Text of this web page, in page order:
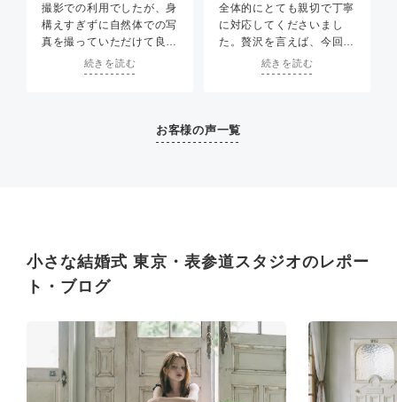
撮影での利用でしたが、身
構えすぎずに自然体での写
真を撮っていただけて良か
続きを読む
全体的にとても親切で丁寧
に対応してくださいまし
た。贅沢を言えば、今回は
ソロウェディング(カップ
ルで行う普通の写真撮影と
ださるとありがたかったか
なと思いました。プライベ
続きを読む
お客様の声一覧
小さな結婚式 東京・表参道スタジオのレポー
ト・ブログ